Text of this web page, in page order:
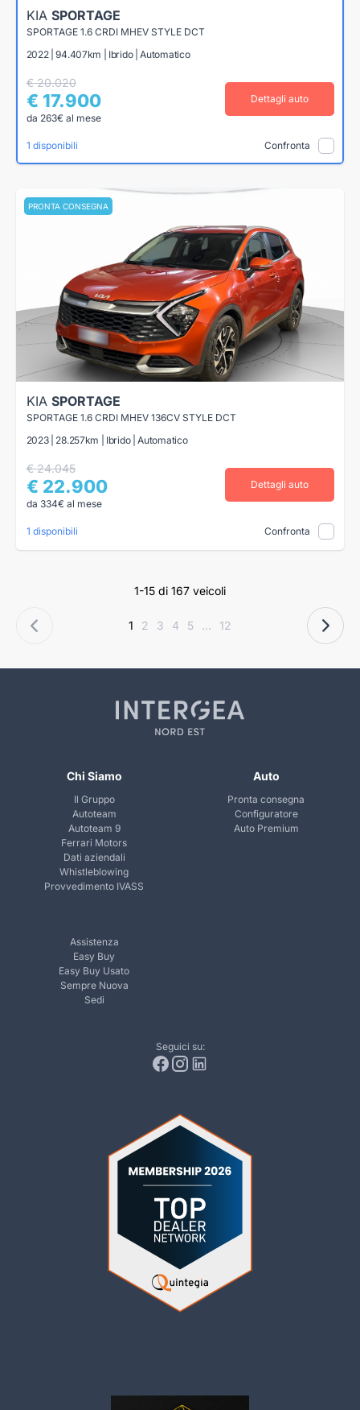
KIA SPORTAGE
SPORTAGE 1.6 CRDI MHEV STYLE DCT
2022 | 94.407km | Ibrido | Automatico
€ 20.020
€ 17.900
da 263€ al mese
Dettagli auto
1 disponibili Confronta
PRONTA CONSEGNA
KIA SPORTAGE
SPORTAGE 1.6 CRDI MHEV 136CV STYLE DCT
2023 | 28.257km | Ibrido | Automatico
€ 24.045
€ 22.900
da 334€ al mese
Dettagli auto
1 disponibili Confronta
1-15 di 167 veicoli
1 2 3 4 5 ... 12
Chi Siamo
Il Gruppo
Autoteam
Autoteam 9
Ferrari Motors
Dati aziendali
Whistleblowing
Provvedimento IVASS
Auto
Pronta consegna
Configuratore
Auto Premium
Assistenza
Easy Buy
Easy Buy Usato
Sempre Nuova
Sedi
Seguici su: